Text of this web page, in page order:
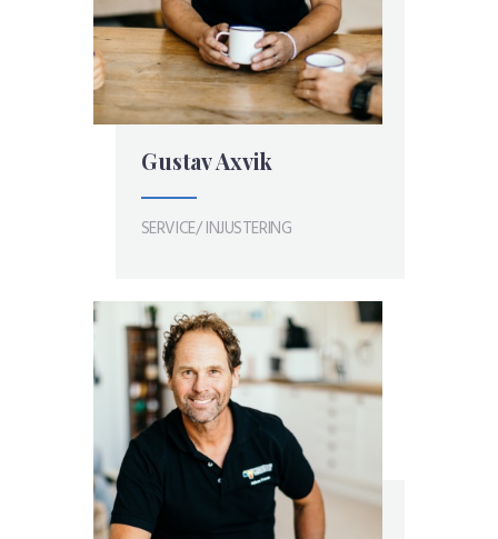
Gustav Axvik
SERVICE/ INJUSTERING